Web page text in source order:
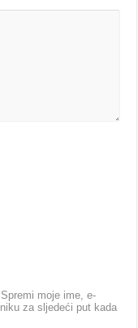
Spremi moje ime, e-
za sljedeći put kada